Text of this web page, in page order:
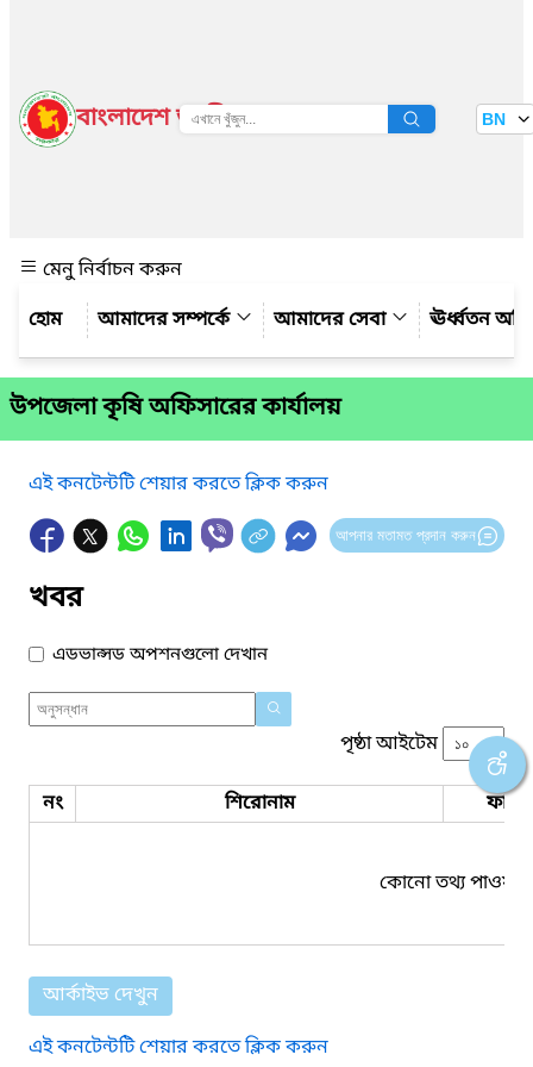
বাংলাদেশ জাতীয় তথ্য বাতায়ন BN
মেনু নির্বাচন করুন
আমাদের সম্পর্কে
আমাদের সেবা ঊর্ধ্বতন
উপজেলা কৃষি অফিসারের কার্যালয়
এই কনটেন্টটি শেয়ার করতে ক্লিক করুন
আপনার মতামত প্রদান করুন
খবর
এডভান্সড অপশনগুলো দেখান
পৃষ্ঠা আইটেম
নং শিরোনাম ফাইল
কোনো তথ্য পাওয়া
আর্কাইভ দেখুন
এই কনটেন্টটি শেয়ার করতে ক্লিক করুন